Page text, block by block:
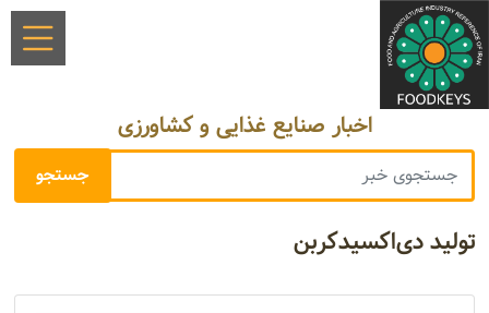
اخبار صنایع غذایی و کشاورزی
تولید دی‌اکسیدکربن